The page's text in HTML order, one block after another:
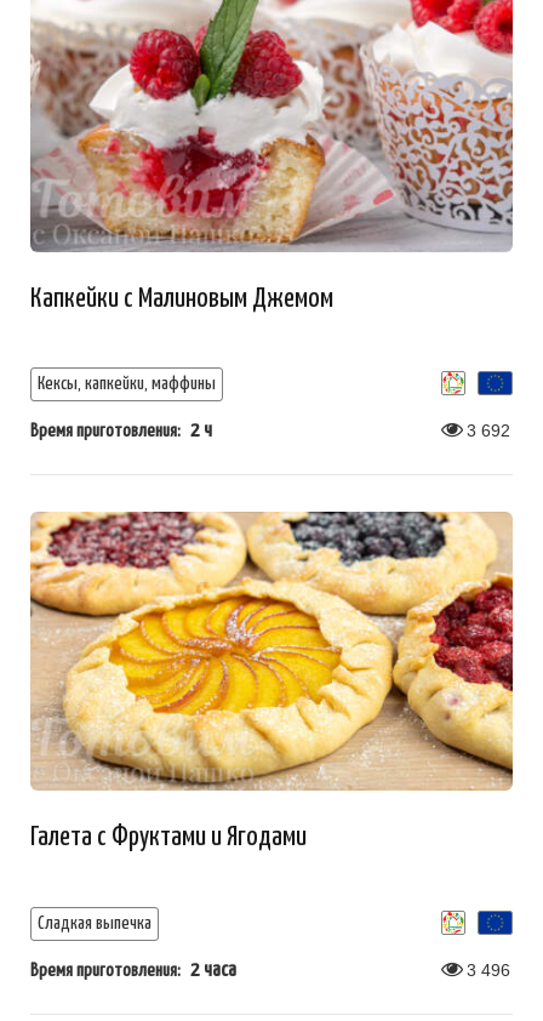
Капкейки с Малиновым Джемом
Кексы, капкейки, маффины
Время приготовления: 2 ч 3 692
Галета с Фруктами и Ягодами
Сладкая выпечка
Время приготовления: 2 часа 3 496